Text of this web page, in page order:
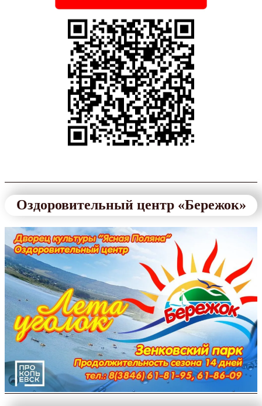
Оздоровительный центр «Бережок»